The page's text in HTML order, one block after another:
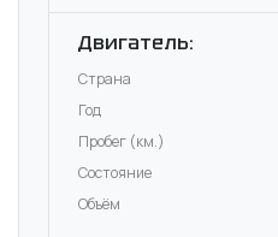
Двигатель:
Страна
Год
Пробег (км.)
Состояние
Объём